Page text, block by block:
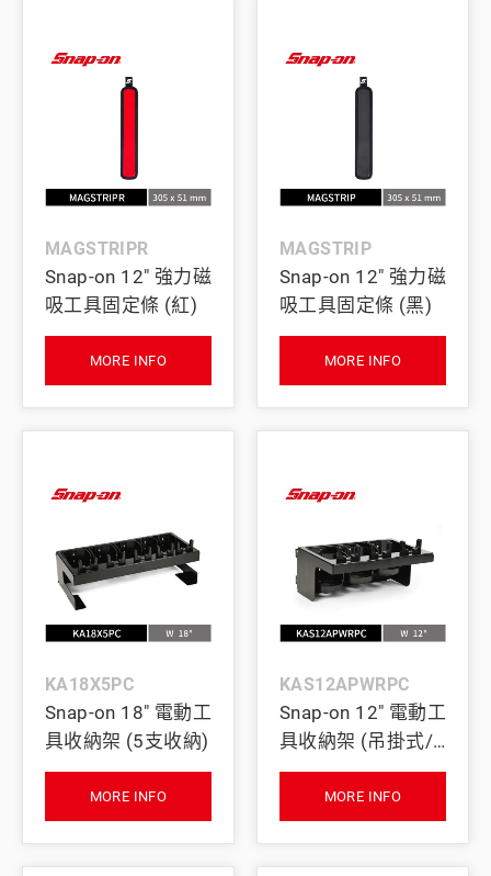
MAGSTRIPR
Snap-on 12" 強力磁
吸工具固定條 (紅)
MORE INFO
MAGSTRIP
Snap-on 12" 強力磁
吸工具固定條 (黑)
MORE INFO
KA18X5PC
Snap-on 18" 電動工
具收納架 (5支收納)
MORE INFO
KAS12APWRPC
Snap-on 12" 電動工
具收納架 (吊掛式/3
支收納)
MORE INFO